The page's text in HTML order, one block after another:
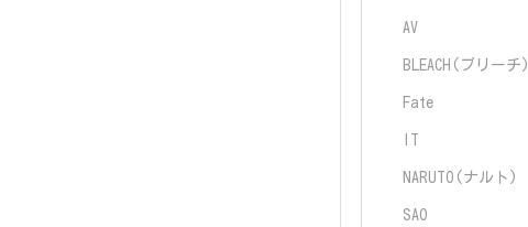
AV
BLEACH(ブリーチ)
Fate
NARUTO(ナルト)
SAO